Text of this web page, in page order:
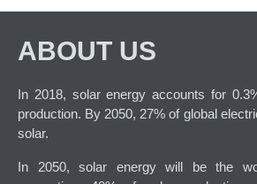
ABOUT US
In 2018, solar energy accounts for
production. By 2050, 27% of global
solar.
In 2050, solar energy will be the